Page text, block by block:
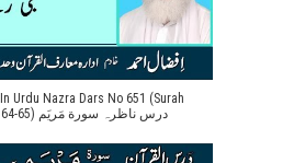
Urdu Nazra Dars No 651 (Surah
Maryam Ayat 64-65) درس ناظرہ سورة مَریَم